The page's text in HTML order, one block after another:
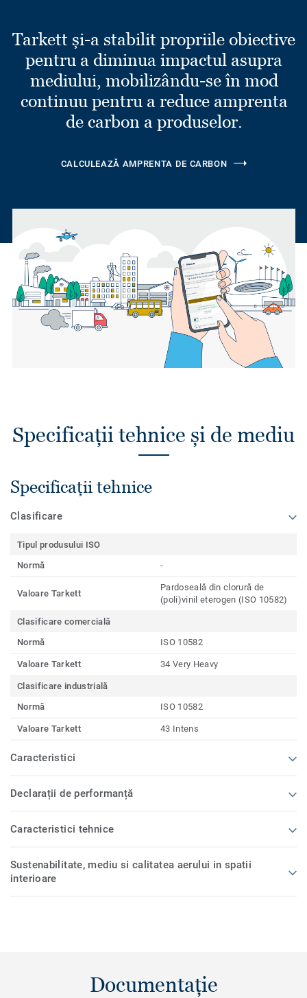
Tarkett și-a stabilit propriile obiective
pentru a diminua impactul asupra
mediului, mobilizându-se în mod
continuu pentru a reduce amprenta
de carbon a produselor.
CALCULEAZĂ AMPRENTA DE CARBON
Specificații tehnice și de mediu
Specificații tehnice
Clasificare
Tipul produsului ISO
Normă
-
Valoare Tarkett
Pardoseală din clorură de
(poli)vinil eterogen (ISO 10582)
Clasificare comercială
Normă
ISO 10582
Valoare Tarkett 34 Very Heavy
Clasificare industrială
Normă
ISO 10582
Valoare Tarkett 43 Intens
Caracteristici
Declarații de performanță
Caracteristici tehnice
Sustenabilitate, mediu si calitatea aerului in spatii
interioare
Documentație